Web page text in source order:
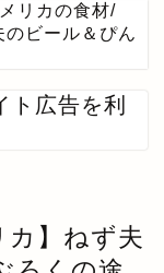
リカの食材/
のビール＆ぴん
広告を利
カ】ねず夫